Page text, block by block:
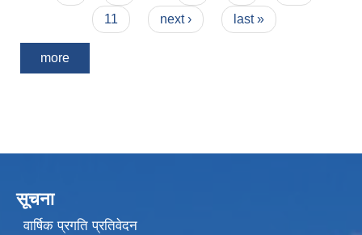
11
next › last »
more
सूचना
वार्षिक प्रगति प्रतिवेदन